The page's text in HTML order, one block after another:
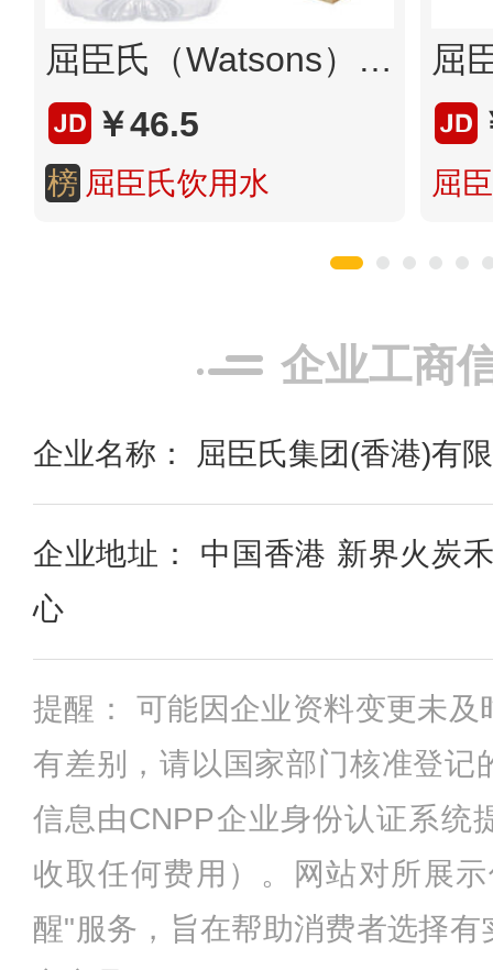
屈臣氏（Watsons）饮用水（蒸馏制法）百年水品牌 旅行聚会必备 家庭用水 8L*2桶 整箱装
￥46.5
榜 屈臣氏饮用水 屈
企业工商
企业名称： 屈臣氏集团(香港)有
企业地址： 中国香港 新界火炭
心
提醒： 可能因企业资料变更未
有差别，请以国家部门核准登记
信息由CNPP企业身份认证系统
收取任何费用）。网站对所展
醒"服务，旨在帮助消费者选择